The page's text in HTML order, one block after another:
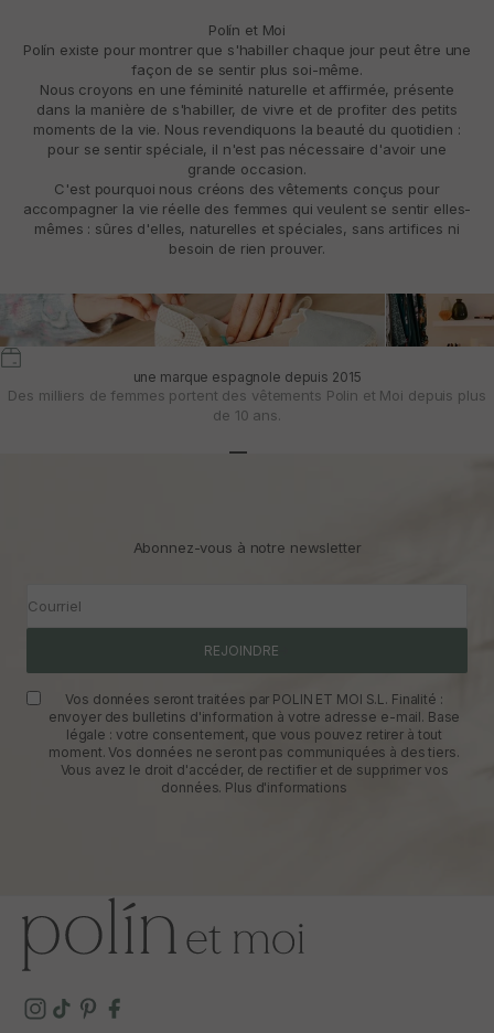
Polín et Moi
Polín existe pour montrer que s'habiller chaque jour peut être une
façon de se sentir plus soi-même.
Nous croyons en une féminité naturelle et affirmée, présente
dans la manière de s'habiller, de vivre et de profiter des petits
moments de la vie. Nous revendiquons la beauté du quotidien :
pour se sentir spéciale, il n'est pas nécessaire d'avoir une
grande occasion.
C'est pourquoi nous créons des vêtements conçus pour
accompagner la vie réelle des femmes qui veulent se sentir elles-
mêmes : sûres d'elles, naturelles et spéciales, sans artifices ni
besoin de rien prouver.
une marque espagnole depuis 2015
Des milliers de femmes portent des vêtements Polin et Moi depuis plus
de 10 ans.
Abonnez-vous à notre newsletter
Courriel
REJOINDRE
Vos données seront traitées par POLIN ET MOI S.L. Finalité :
envoyer des bulletins d'information à votre adresse e-mail. Base
légale : votre consentement, que vous pouvez retirer à tout
moment. Vos données ne seront pas communiquées à des tiers.
Vous avez le droit d'accéder, de rectifier et de supprimer vos
données. Plus d'informations